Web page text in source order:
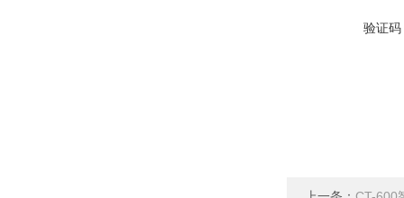
验证码